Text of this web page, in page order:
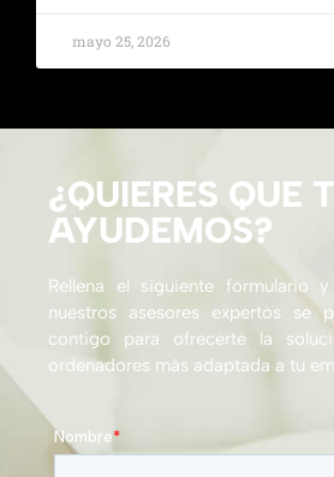
mayo 25, 2026
¿QUIERES QUE
AYUDEMOS?
Rellena el siguiente formulario
nuestros asesores expertos se
contigo para ofrecerte la
ordenadores más adaptada a tu